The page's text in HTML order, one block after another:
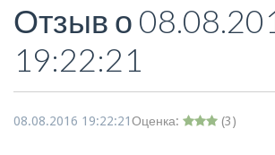
Интернет Путешествие и отдых
Недвижимость
Отзыв о
19:22:21
08.08.2016 19:22:21Оценка: (3)